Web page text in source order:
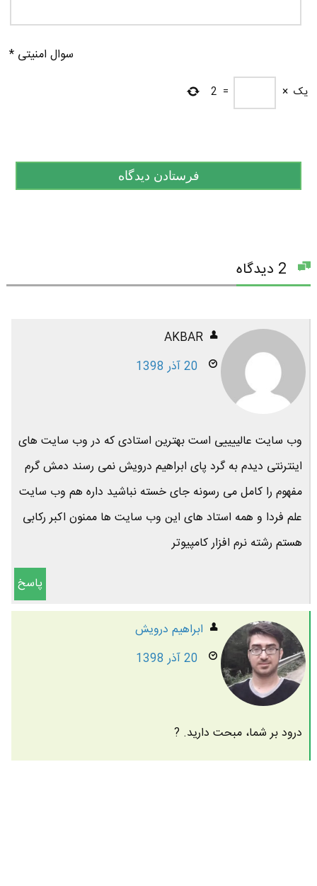
سوال امنیتی *
یک ×
=
2
AKBAR
20 آذر 1398
وب سایت عالییییی است بهترین استادی که در وب سایت های
اینترنتی دیدم به گرد پای ابراهیم درویش نمی رسند دمش گرم
مفهوم را کامل می رسونه جای خسته نباشید داره هم وب سایت
علم فردا و همه استاد های این وب سایت ها ممنون اکبر رکابی
هستم رشته نرم افزار کامپیوتر
پاسخ
ابراهیم درویش
20 آذر 1398
درود بر شما، مبحت دارید. ?